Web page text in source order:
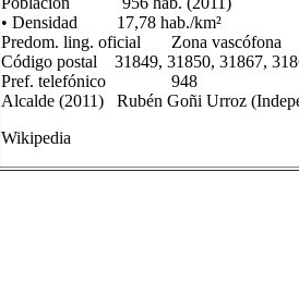
• Densidad 17,78 hab./km²
Predom. ling. oficial Zona vascófona
Código postal 31849, 31850, 31867,
Pref. telefónico 948
Alcalde (2011) Rubén Goñi Urroz
Wikipedia